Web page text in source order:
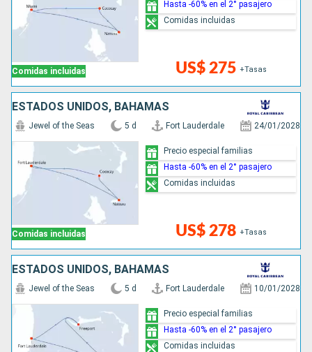
Comidas incluidas US$ 275 +Tasas
Hasta -60% en el 2° pasajero
Comidas incluidas
ESTADOS UNIDOS, BAHAMAS
Comidas incluidas
Jewel of the Seas 5 d Fort Lauderdale 24/01/2028
US$ 278 +Tasas
Precio especial familias
Hasta -60% en el 2° pasajero
Comidas incluidas
ESTADOS UNIDOS, BAHAMAS
Jewel of the Seas 5 d Fort Lauderdale 10/01/2028
Precio especial familias
Hasta -60% en el 2° pasajero
Comidas incluidas